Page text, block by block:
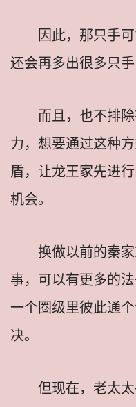
因此，那只手
还会再多出很多只
而且，也不排
力，想要通过这种
盾，让龙王家先进
机会。
换做以前的秦
事，可以有更多的
一个圈级里彼此通
决。
但现在，老太